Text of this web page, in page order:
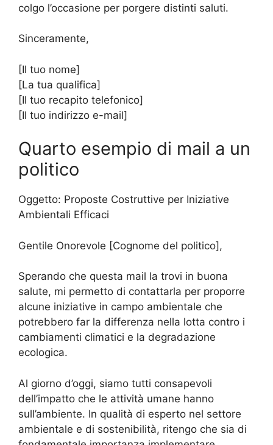
colgo l’occasione per porgere distinti saluti.
Sinceramente,
[Il tuo nome]
[La tua qualifica]
[Il tuo recapito telefonico]
[Il tuo indirizzo e-mail]
Quarto esempio di mail a un
politico
Oggetto: Proposte Costruttive per Iniziative
Ambientali Efficaci
Gentile Onorevole [Cognome del politico],
Sperando che questa mail la trovi in buona
salute, mi permetto di contattarla per proporre
alcune iniziative in campo ambientale che
potrebbero far la differenza nella lotta contro i
cambiamenti climatici e la degradazione
ecologica.
Al giorno d’oggi, siamo tutti consapevoli
dell’impatto che le attività umane hanno
sull’ambiente. In qualità di esperto nel settore
ambientale e di sostenibilità, ritengo che sia di